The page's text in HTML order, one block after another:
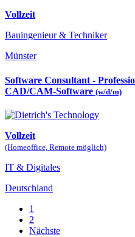
Vollzeit
Bauingenieur & Techniker
Münster
Software Consultant -
CAD/CAM-Software (w/d/m)
Vollzeit
(Homeoffice, Remote möglich)
IT & Digitales
Deutschland
1
2
Nächste